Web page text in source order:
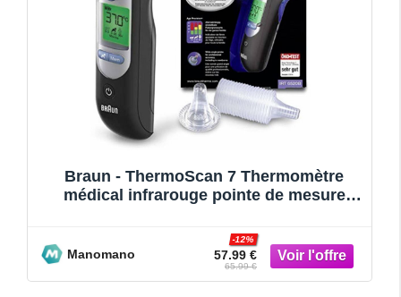
Braun - ThermoScan 7 Thermomètre
médical infrarouge pointe de mesure
Manomano 57.99 €
-12%
65.99 €